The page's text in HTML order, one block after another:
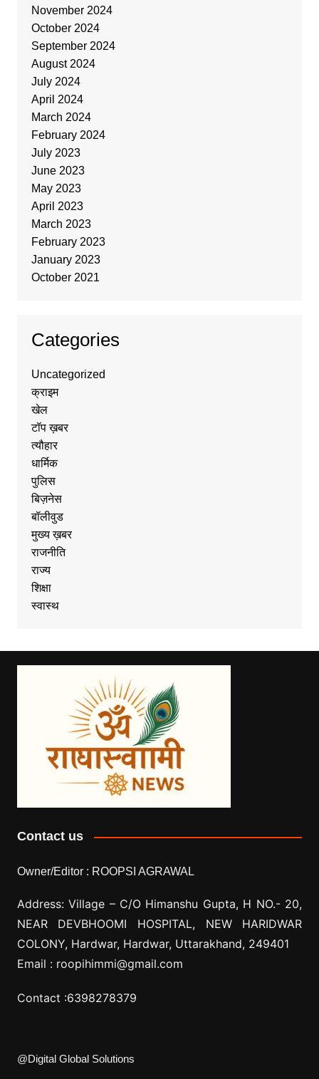
November 2024
October 2024
September 2024
August 2024
July 2024
April 2024
March 2024
February 2024
July 2023
June 2023
May 2023
April 2023
March 2023
February 2023
January 2023
October 2021
Categories
Uncategorized
क्राइम
खेल
टॉप ख़बर
त्यौहार
धार्मिक
पुलिस
बिज़नेस
बॉलीवुड
मुख्य ख़बर
राजनीति
राज्य
शिक्षा
स्वास्थ
Contact us
Owner/Editor : ROOPSI AGRAWAL
Address: Village – C/O Himanshu Gupta, H NO.- 20,
NEAR DEVBHOOMI HOSPITAL, NEW HARIDWAR
COLONY, Hardwar, Hardwar, Uttarakhand, 249401
Email : roopihimmi@gmail.com
Contact :6398278379
@Digital Global Solutions